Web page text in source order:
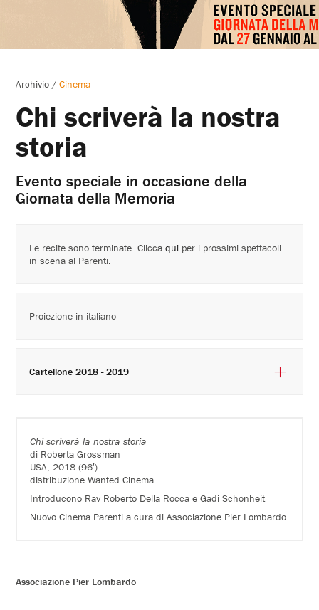
Archivio /Cinema
Chi scriverà la nostra
storia
Evento speciale in occasione della
Giornata della Memoria
Chi scriverà la nostra storia
di Roberta Grossman
USA, 2018 (96′)
distribuzione Wanted Cinema
Introducono Rav Roberto Della Rocca e Gadi Schonheit
Nuovo Cinema Parenti a cura di Associazione Pier Lombardo
Associazione Pier Lombardo
Le recite sono terminate. Cliccaqui per i prossimi spettacoli
in scena al Parenti.
Proiezione in italiano
Cartellone 2018 - 2019